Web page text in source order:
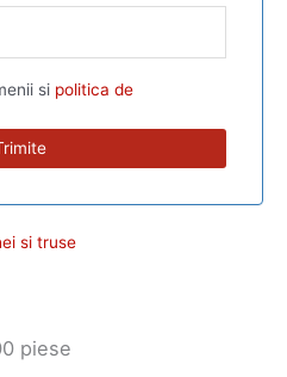
si politica de
si truse
piese